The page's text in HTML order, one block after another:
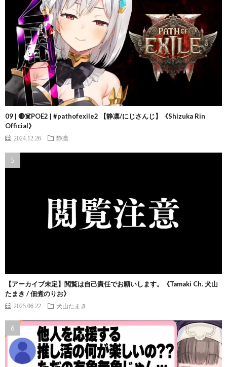
09 | 🔴☠️POE2 | #pathofexile2 【静凛/にじさんじ】《Shizuka Rin
Official》
2024.12.26 静凛
【アーカイブ未定】閲覧は自己責任でお願いします。《Tamaki Ch. 犬山
たまき / 佃煮のりお》
2025.06.22 犬山たまき